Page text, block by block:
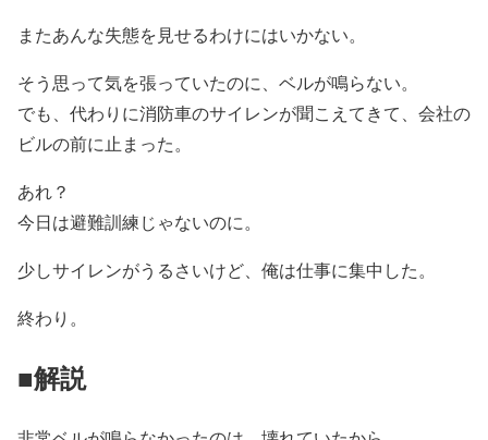
またあんな失態を見せるわけにはいかない。
そう思って気を張っていたのに、ベルが鳴らない。
でも、代わりに消防車のサイレンが聞こえてきて、会社の
ビルの前に止まった。
あれ？
今日は避難訓練じゃないのに。
少しサイレンがうるさいけど、俺は仕事に集中した。
終わり。
■解説